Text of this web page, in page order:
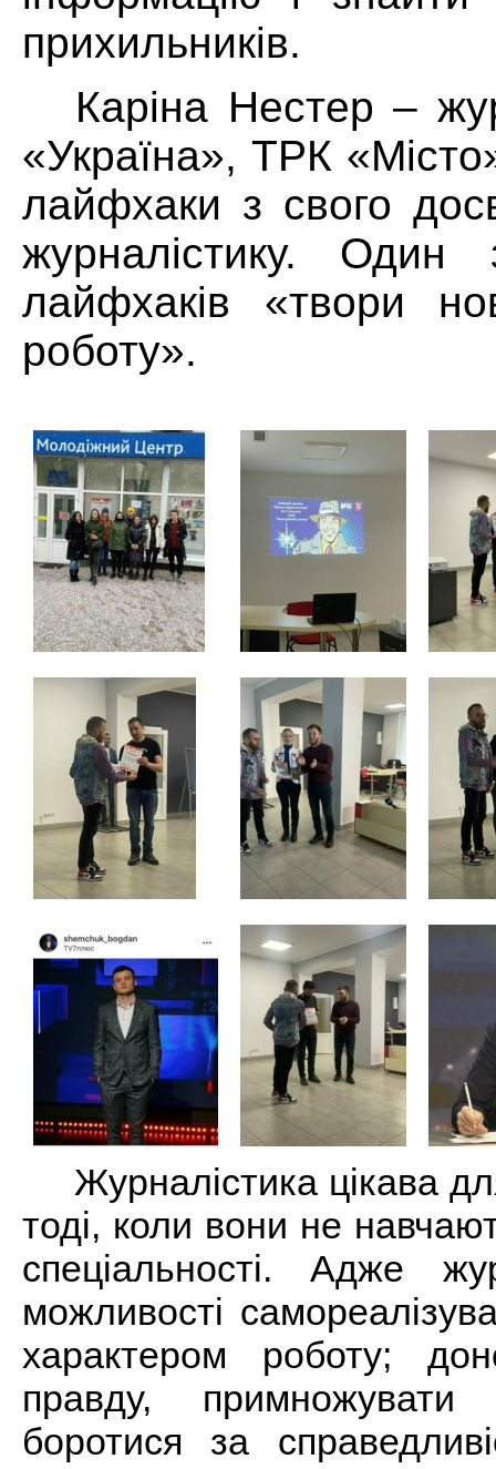
прихильників.
Каріна Нестер –
«Україна», ТРК
лайфхаки з свого
журналістику. Один
лайфхаків «твори
роботу».
Журналістика цікава
тоді, коли вони не
спеціальності. Адже
можливості
характером роботу;
правду,
боротися за